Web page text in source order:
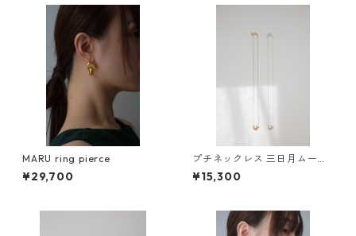
MARU ring pierce
¥29,700
プチネックレス 三日月ムーン/
GETSUMEN petit necklace m
ikazuki moon
¥15,300